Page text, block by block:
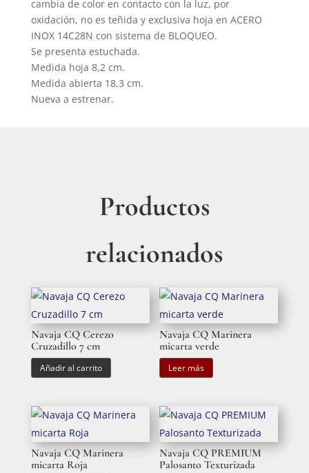
cambia de color en contacto con la luz, por
oxidación, no es teñida y exclusiva hoja en ACERO
INOX 14C28N con sistema de BLOQUEO.
Se presenta estuchada.
Medida hoja 8,2 cm.
Medida abierta 18,3 cm.
Nueva a estrenar.
Productos
relacionados
Navaja CQ Cerezo
Cruzadillo 7 cm
Añadir al carrito
Navaja CQ Marinera
micarta verde
Leer más
Navaja CQ Marinera
micarta Roja
Navaja CQ PREMIUM
Palosanto Texturizada